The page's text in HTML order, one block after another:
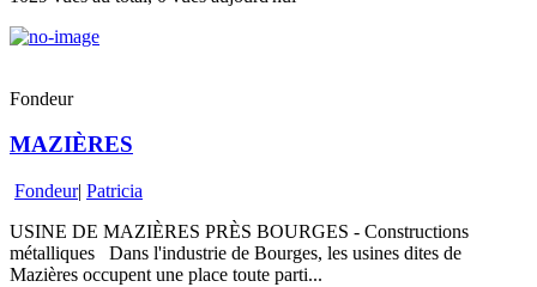
Fondeur
MAZIÈRES
Fondeur| Patricia
USINE DE MAZIÈRES PRÈS BOURGES - Constructions
métalliques Dans l'industrie de Bourges, les usines dites de
Mazières occupent une place toute parti...